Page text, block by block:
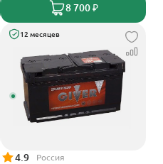
8 700 ₽
12 месяцев
4.9 Россия